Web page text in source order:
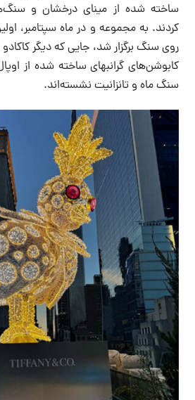
ساخته شده از مینای درخشان و
کردند. به مجموعه و در ماه سپتامبر،
روی سنگ برگزار شد، جایی که دیگر
کابوشن‌های گرانبهای ساخته شده از
سنگ ماه و تانزانیت نشسته‌اند.